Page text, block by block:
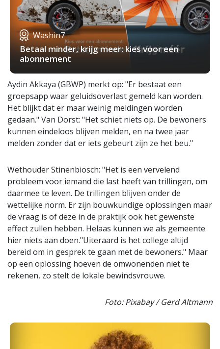
Washin7
Betaal minder, krijg meer: kies voor een
abonnement
Aydin Akkaya (GBWP) merkt op: "Er bestaat een
groepsapp waar geluidsoverlast gemeld kan worden.
Het blijkt dat er maar weinig meldingen worden
gedaan." Van Dorst: "Het schiet niets op. De bewoners
kunnen eindeloos blijven melden, en na twee jaar
melden zonder dat er iets gebeurt zijn ze het beu."
Wethouder Stinenbiosch: "Het is een vervelend
probleem voor iemand die last heeft van trillingen, om
daarmee te leven. De trillingen blijven onder de
wettelijke norm. Er zijn bouwkundige oplossingen maar
de vraag is of deze in de praktijk ook het gewenste
effect zullen hebben. Helaas kunnen we als gemeente
hier niets aan doen."Uiteraard is het college altijd
bereid om in gesprek te gaan met de bewoners." Maar
op een oplossing hoeven de omwonenden niet te
rekenen, zo stelt de lokale bewindsvrouwe.
Foto: Pixabay / Gerd Altmann